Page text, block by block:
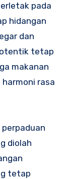
pada
hidangan
dan
tetap
makanan
rasa
diolah
tetap